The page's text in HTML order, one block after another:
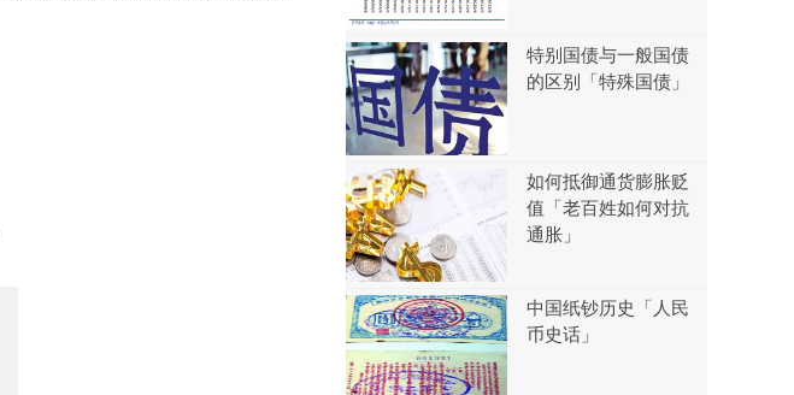
特别国债与一般国债
的区别「特殊国债」
如何抵御通货膨胀贬
值「老百姓如何对抗
通胀」
中国纸钞历史「人民
币史话」